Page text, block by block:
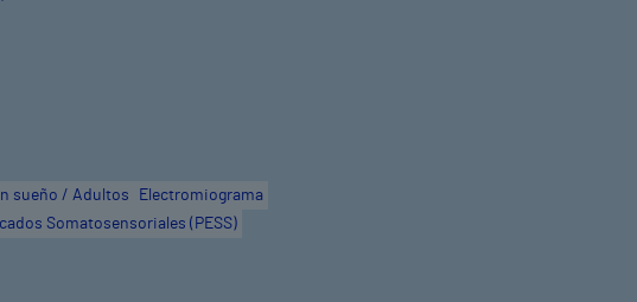
sueño / Adultos
Electromiograma
Somatosensoriales (PESS)